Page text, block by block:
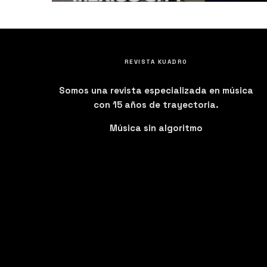
REVISTA KUADRO
Somos una revista especializada en música
con 15 años de trayectoria.
Música sin algoritmo